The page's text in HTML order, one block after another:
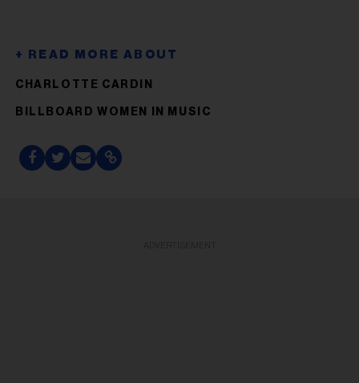
CHARLOTTE CARDIN
BILLBOARD WOMEN IN MUSIC